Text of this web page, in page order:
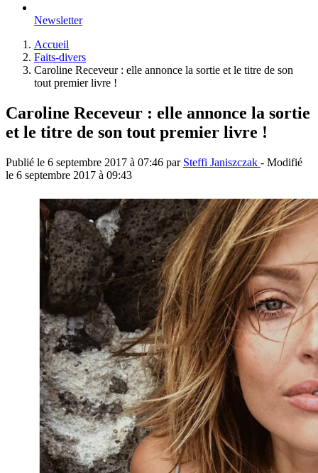
Newsletter
Accueil
Faits-divers
Caroline Receveur : elle annonce la sortie et le titre de son
tout premier livre !
Caroline Receveur : elle annonce la sortie
et le titre de son tout premier livre !
Publié le 6 septembre 2017 à 07:46 par Steffi Janiszczak - Modifié
le 6 septembre 2017 à 09:43